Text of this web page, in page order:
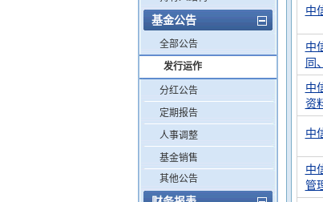
基金公告
全部公告
发行运作
分红公告
定期报告
人事调整
基金销售
其他公告
中
中
同
中
资
中
中
管